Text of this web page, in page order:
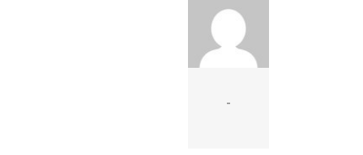
-